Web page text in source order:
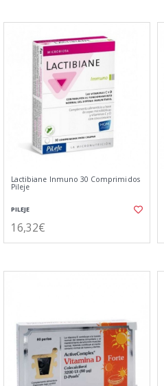
Lactibiane Inmuno 30 Comprimidos
Pileje
PILEJE
16,32€